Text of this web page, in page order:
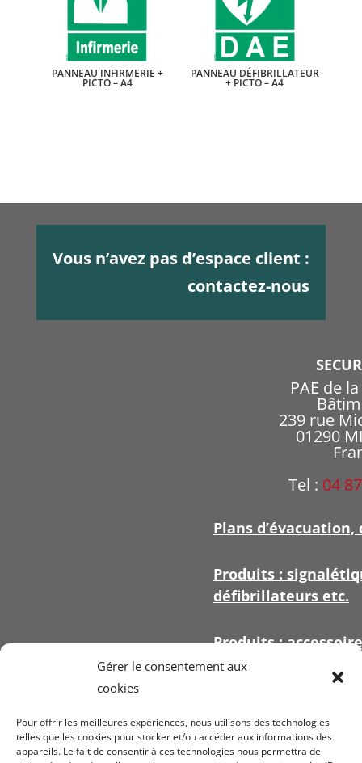
Gérer le consentement aux
cookies
Pour offrir les meilleures expériences, nous utilisons des technologies
telles que les cookies pour stocker et/ou accéder aux informations des
appareils. Le fait de consentir à ces technologies nous permettra de
PANNEAU INFIRMERIE +
PICTO – A4
PANNEAU DÉFIBRILLATEUR
+ PICTO – A4
Vous n’avez pas d’espace client :
contactez-nous
PAE de
239 rue
01290
Tel : 04
Plans
Produits :
défibrillateurs etc.
Produits :
signalétique